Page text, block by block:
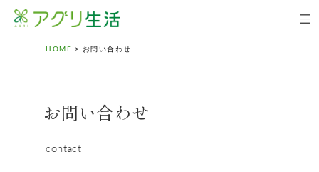
HOME > お問い合わせ
お問い合わせ
contact